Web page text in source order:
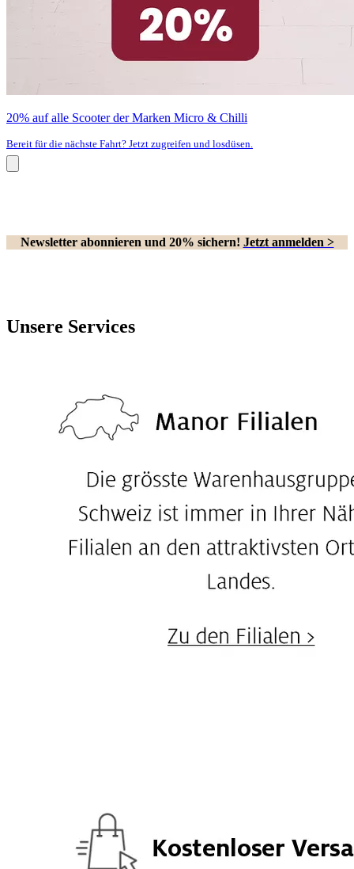
20% auf alle Scooter der Marken Micro & Chilli
Bereit für die nächste Fahrt? Jetzt zugreifen und losdüsen.
Newsletter abonnieren und 20% sichern! Jetzt anmelden >
Unsere Services